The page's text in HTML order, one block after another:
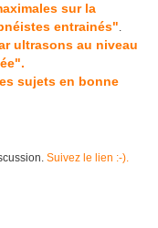
sur la
entrainés".
ultrasons au niveau
sujets en bonne
Suivez le lien :-).